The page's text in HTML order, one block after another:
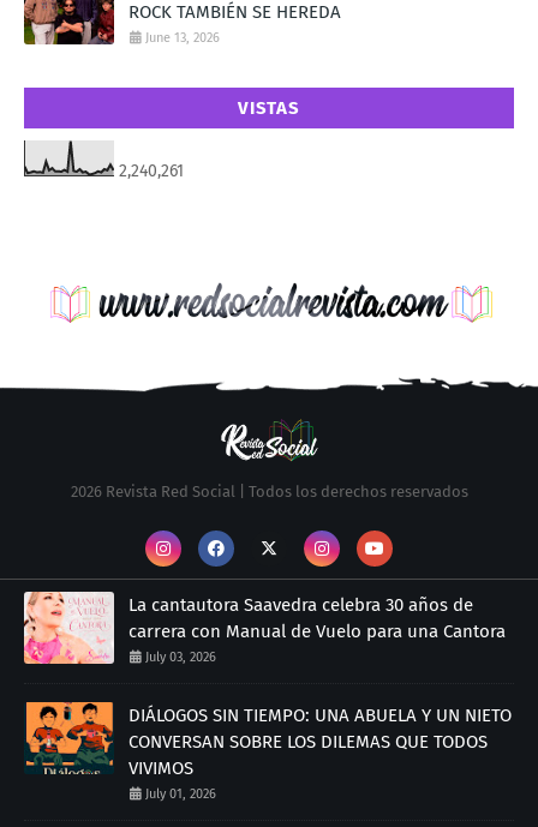
ROCK TAMBIÉN SE HEREDA
June 13, 2026
VISTAS
2,240,261
2026 Revista Red Social | Todos los derechos reservados
La cantautora Saavedra celebra 30 años de
carrera con Manual de Vuelo para una Cantora
July 03, 2026
DIÁLOGOS SIN TIEMPO: UNA ABUELA Y UN NIETO
CONVERSAN SOBRE LOS DILEMAS QUE TODOS
VIVIMOS
July 01, 2026